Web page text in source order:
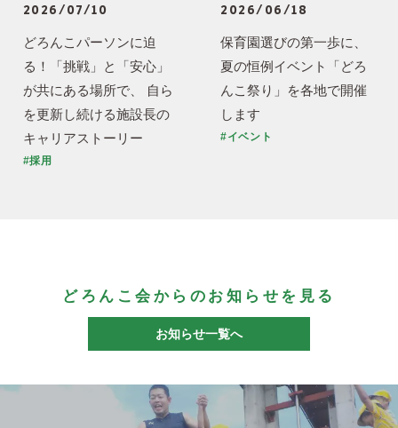
2026/07/10
どろんこパーソンに迫
る！「挑戦」と「安心」
が共にある場所で、 自ら
を更新し続ける施設長の
キャリアストーリー
#採用
2026/06/18
保育園選びの第一歩に、
夏の恒例イベント「どろ
んこ祭り」を各地で開催
します
#イベント
どろんこ会からのお知らせを見る
お知らせ一覧へ